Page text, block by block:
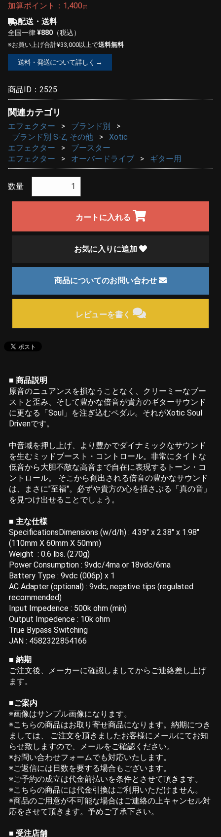
加算ポイント： 1,400pt
配送・送料
全国一律¥880 （税込）
※お買い上げ合計¥33,000以上で送料無料
送料・発送について詳しく →
商品ID： 2525
関連カテゴリ
エフェクター
ブランド別
ブランド別 S-Z, その他
Xotic
エフェクター
ブースター
エフェクター
オーバードライブ ギター用
数量
カートに入れる
お気に入りに追加
商品についてのお問い合わせ
レビューを書く
■ 商品説明
原音のニュアンスを損なうことなく、クリーミーなブー
ストと歪み、そして豊かな倍音が貴方のギターサウンド
に更なる「Soul」を注ぎ込むペダル。それがXotic Soul
Drivenです。
中音域を押し上げ、より豊かでダイナミックなサウンド
を生むミッドブースト・コントロール。非常にタイトな
低音から大胆不敵な高音まで自在に表現するトーン・コ
ントロール。 そこから創出される倍音の豊かなサウンド
は、まさに"至福"。必ずや貴方の心を揺さぶる「真の音」
を見つけ出せることでしょう。
■ 主な仕様
SpecificationsDimensions (w/d/h) : 4.39" x 2.38" x 1.98"
(110mm X 60mm X 50mm)
Weight : 0.6 lbs. (270g)
Power Consumption : 9vdc/4ma or 18vdc/6ma
Battery Type : 9vdc (006p) x 1
AC Adapter (optional) : 9vdc, negative tips (regulated
recommended)
Input Impedence : 500k ohm (min)
Output Impedence : 10k ohm
True Bypass Switching
JAN : 4582322854166
■ 納期
ご注文後、メーカーに確認しましてからご連絡差し上げ
ます。
■ご案内
※画像はサンプル画像になります。
※こちらの商品はお取り寄せ商品になります。納期につき
ましては、 ご注文を頂きましたお客様にメールにてお知
らせ致しますので、メールをご確認ください。
※お問い合わせフォームでも対応いたします。
※ご返信には日数を要する場合もございます。
※ご予約の成立は代金前払いを条件とさせて頂きます。
※こちらの商品には代金引換はご利用いただけません。
※商品のご用意が不可能な場合はご連絡の上キャンセル対
応をさせて頂きます。予めご了承下さい。
■ 受注店舗